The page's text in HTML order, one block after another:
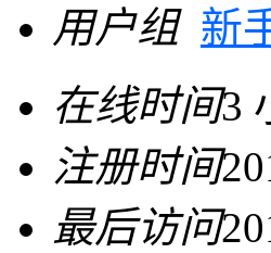
用户组 新
在线时间3
注册时间
最后访问